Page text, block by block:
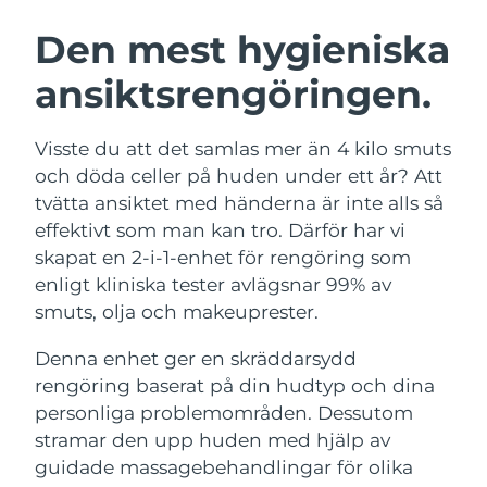
Den mest hygieniska
ansiktsrengöringen.
Visste du att det samlas mer än 4 kilo smuts
och döda celler på huden under ett år? Att
tvätta ansiktet med händerna är inte alls så
effektivt som man kan tro. Därför har vi
skapat en 2-i-1-enhet för rengöring som
enligt kliniska tester avlägsnar 99% av
smuts, olja och makeuprester.
Denna enhet ger en skräddarsydd
rengöring baserat på din hudtyp och dina
personliga problemområden. Dessutom
stramar den upp huden med hjälp av
guidade massagebehandlingar för olika
LUNA™ 4-paket
Anti-aging massage
LUNA™ 4 Plus
Massage, LED heating
LUNA™ 4 Men
For men, anti-aging massage
BEAR™ 2-paket
Microcurrent toning
BEAR™ 2 go
Microcurrent toning on-the-go
BEAR™ 2 eyes & lips
Microcurrent line smoothing device
Återfuktning
UFO™ 3-paket
Deep facial hydration
UFO™ 3 LED
Near-infrared and red light therapy
device
Munvård
issa™ 4
Hybrid silicone sonic toothbrush
issa™ 4 plus
Smart hybrid silicone sonic toothbrush
FAQ™ ANTI-AGING-BEHANDLING
Anti-aging LED-behandlingar
NEW
Österrike Förväntad leverans 8/10/26
Bahrain Förväntad leverans8/11/26
Belgien
Bermuda Förväntad leverans 8/16/26
Bosnien och
Hercegovina
Förväntad leverans 8/13/26
Brunei Förväntad leverans
Bulgarien Förväntad leverans
Kanada Förväntad leverans8/14/26
Chile Förväntad leverans8/14/26